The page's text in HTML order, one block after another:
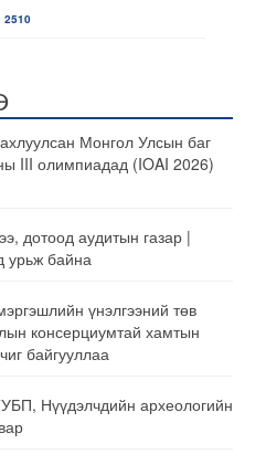
2510
Монгол Улсын баг
III олимпиадад (IOAI 2026)
дотоод аудитын газар |
урьж байна
үнэлгээний төв
консерциумтай хамтын
байгууллаа
Нүүдэлчдийн археологийн